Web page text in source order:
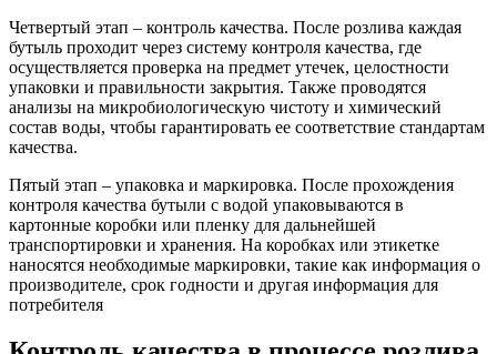
Четвертый этап – контроль качества. После розлива каждая
бутыль проходит через систему контроля качества, где
осуществляется проверка на предмет утечек, целостности
упаковки и правильности закрытия. Также проводятся
анализы на микробиологическую чистоту и химический
состав воды, чтобы гарантировать ее соответствие стандартам
качества.
Пятый этап – упаковка и маркировка. После прохождения
контроля качества бутыли с водой упаковываются в
картонные коробки или пленку для дальнейшей
транспортировки и хранения. На коробках или этикетке
наносятся необходимые маркировки, такие как информация о
производителе, срок годности и другая информация для
потребителя